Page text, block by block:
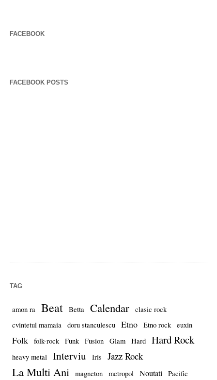
FACEBOOK
FACEBOOK POSTS
TAG
amon ra Beat Betta Calendar
clasic rock
cvintetul mamaia
doru stanculescu Etno Etno rock euxin
Folk folk-rock Funk Fusion Glam Hard Hard Rock
heavy metal Interviu Iris Jazz Rock
La Multi Ani magneton metropol Noutati
Pacific